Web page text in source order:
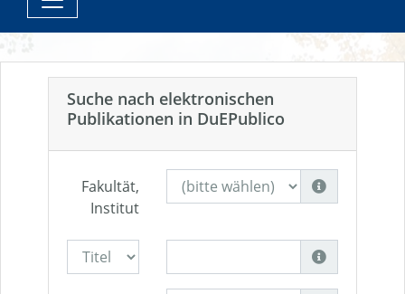
Suche nach elektronischen
Publikationen in DuEPublico
Fakultät,
Institut